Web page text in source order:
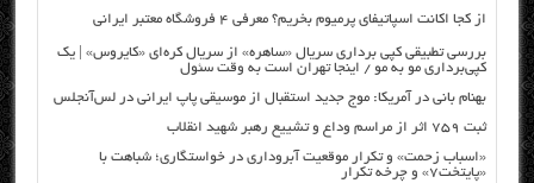
از کجا اکانت اسپاتیفای پرمیوم بخریم؟ معرفی ۴ فروشگاه معتبر ایرانی
بررسی تطبیقی کپی برداری سریال «ساهره» از سریال کره‌ای «کایروس» | یک
کپی‌برداری مو به مو / اینجا تهران است به وقت سئول
بهنام بانی در آمریکا: موج جدید استقبال از موسیقی پاپ ایرانی در لس‌آنجلس
ثبت ۷۵۹ اثر از مراسم وداع و تشییع رهبر شهید انقلاب
«اسباب زحمت» و تکرار موقعیت آبروداری در خواستگاری؛ شباهت با
«پایتخت۷» و چرخه تکرار